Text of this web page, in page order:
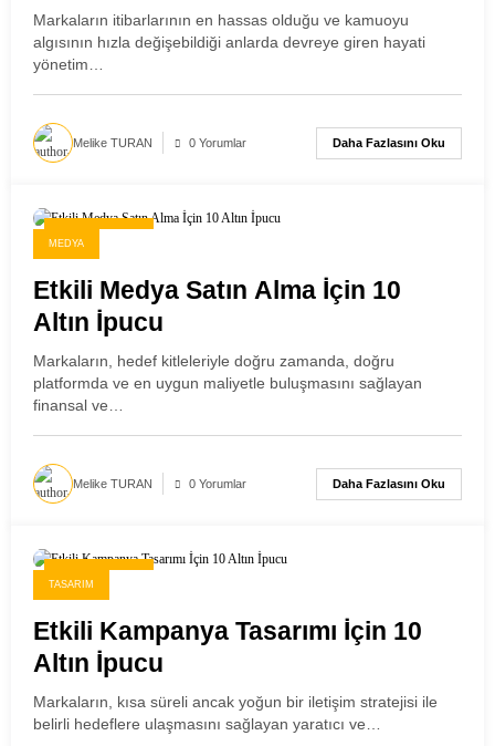
Markaların itibarlarının en hassas olduğu ve kamuoyu
algısının hızla değişebildiği anlarda devreye giren hayati
yönetim…
Melike TURAN 0 Yorumlar Daha Fazlasını Oku
MEDYA
Etkili Medya Satın Alma İçin 10
Altın İpucu
Markaların, hedef kitleleriyle doğru zamanda, doğru
platformda ve en uygun maliyetle buluşmasını sağlayan
finansal ve…
Melike TURAN 0 Yorumlar Daha Fazlasını Oku
TASARIM
Etkili Kampanya Tasarımı İçin 10
Altın İpucu
Markaların, kısa süreli ancak yoğun bir iletişim stratejisi ile
belirli hedeflere ulaşmasını sağlayan yaratıcı ve…